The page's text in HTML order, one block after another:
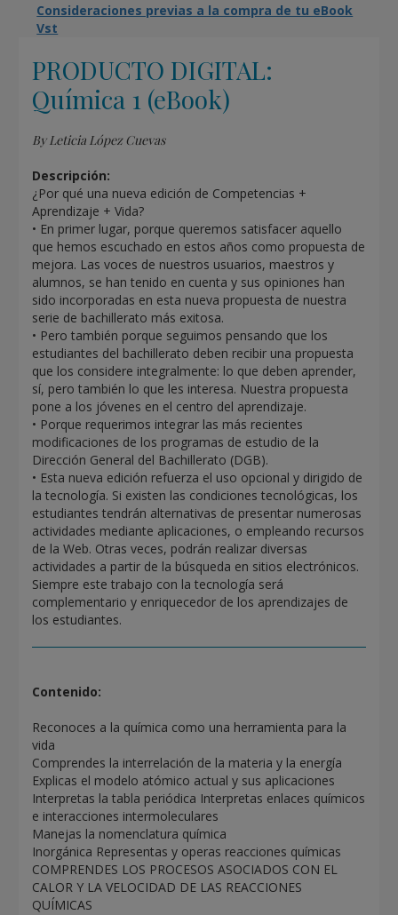
Consideraciones previas a la compra de tu eBook
Vst
PRODUCTO DIGITAL:
Química 1 (eBook)
By Leticia López Cuevas
Descripción:
¿Por qué una nueva edición de Competencias +
Aprendizaje + Vida?
• En primer lugar, porque queremos satisfacer aquello
que hemos escuchado en estos años como propuesta de
mejora. Las voces de nuestros usuarios, maestros y
alumnos, se han tenido en cuenta y sus opiniones han
sido incorporadas en esta nueva propuesta de nuestra
serie de bachillerato más exitosa.
• Pero también porque seguimos pensando que los
estudiantes del bachillerato deben recibir una propuesta
que los considere integralmente: lo que deben aprender,
sí, pero también lo que les interesa. Nuestra propuesta
pone a los jóvenes en el centro del aprendizaje.
• Porque requerimos integrar las más recientes
modificaciones de los programas de estudio de la
Dirección General del Bachillerato (DGB).
• Esta nueva edición refuerza el uso opcional y dirigido de
la tecnología. Si existen las condiciones tecnológicas, los
estudiantes tendrán alternativas de presentar numerosas
actividades mediante aplicaciones, o empleando recursos
de la Web. Otras veces, podrán realizar diversas
actividades a partir de la búsqueda en sitios electrónicos.
Siempre este trabajo con la tecnología será
complementario y enriquecedor de los aprendizajes de
los estudiantes.
Contenido:
Reconoces a la química como una herramienta para la
vida
Comprendes la interrelación de la materia y la energía
Explicas el modelo atómico actual y sus aplicaciones
Interpretas la tabla periódica Interpretas enlaces químicos
e interacciones intermoleculares
Manejas la nomenclatura química
Inorgánica Representas y operas reacciones químicas
COMPRENDES LOS PROCESOS ASOCIADOS CON EL
CALOR Y LA VELOCIDAD DE LAS REACCIONES
QUÍMICAS